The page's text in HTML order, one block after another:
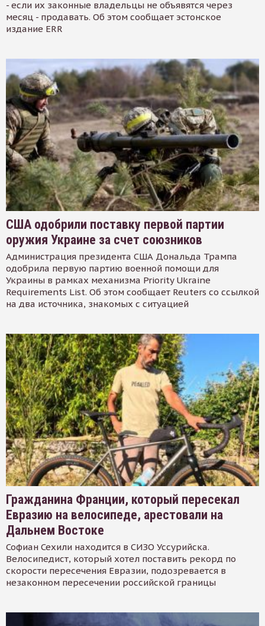
- если их законные владельцы не объявятся через
месяц - продавать. Об этом сообщает эстонское
издание ERR
США одобрили поставку первой партии
оружия Украине за счет союзников
Администрация президента США Дональда Трампа
одобрила первую партию военной помощи для
Украины в рамках механизма Priority Ukraine
Requirements List. Об этом сообщает Reuters со ссылкой
на два источника, знакомых с ситуацией
Гражданина Франции, который пересекал
Евразию на велосипеде, арестовали на
Дальнем Востоке
Софиан Сехили находится в СИЗО Уссурийска.
Велосипедист, который хотел поставить рекорд по
скорости пересечения Евразии, подозревается в
незаконном пересечении российской границы